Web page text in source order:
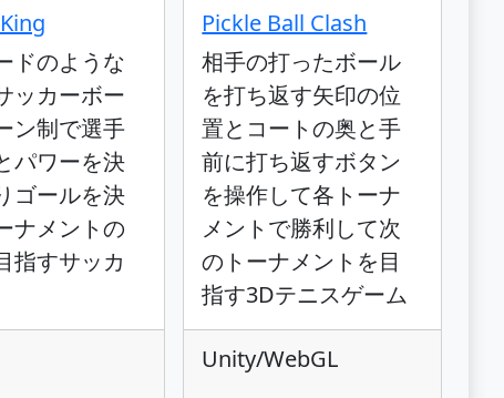
ドのような
ッカーボー
ン制で選手
パワーを決
ゴールを決
ナメントの
指すサッカ
Pickle Ball Clash
相手の打ったボール
を打ち返す矢印の位
置とコートの奥と手
前に打ち返すボタン
を操作して各トーナ
メントで勝利して次
のトーナメントを目
指す3Dテニスゲーム
Unity/WebGL